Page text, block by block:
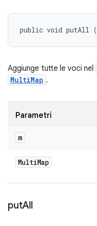
public void putAll (
Aggiunge tutte le voci nel
MultiMap .
Parametri
m
MultiMap
putAll